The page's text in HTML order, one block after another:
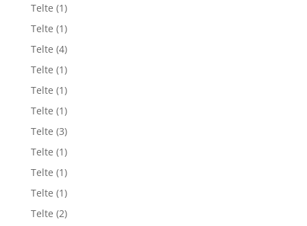
Telte (1)
Telte (1)
Telte (4)
Telte (1)
Telte (1)
Telte (1)
Telte (3)
Telte (1)
Telte (1)
Telte (1)
Telte (2)